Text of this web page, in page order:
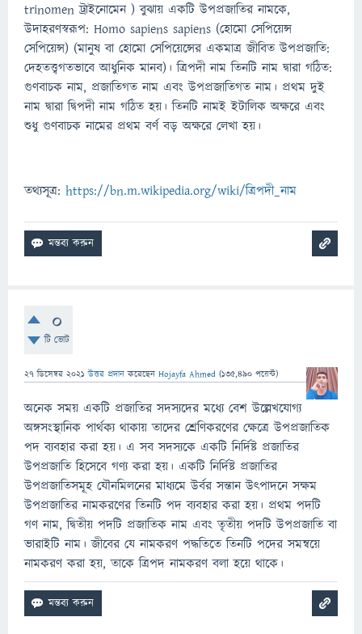
trinomen ট্রাইনোমেন ) বুঝায় একটি উপপ্রজাতির নামকে,
উদাহরণস্বরূপ: Homo sapiens sapiens (হোমো সেপিয়েন্স
সেপিয়েন্স) (মানুষ বা হোমো সেপিয়েন্সের একমাত্র জীবিত উপপ্রজাতি:
দেহতত্ত্বগতভাবে আধুনিক মানব)। ত্রিপদী নাম তিনটি নাম দ্বারা গঠিত:
গুণবাচক নাম, প্রজাতিগত নাম এবং উপপ্রজাতিগত নাম। প্রথম দুই
নাম দ্বারা দ্বিপদী নাম গঠিত হয়। তিনটি নামই ইটালিক অক্ষরে এবং
শুধু গুণবাচক নামের প্রথম বর্ণ বড় অক্ষরে লেখা হয়।
তথ্যসূত্র: https://bn.m.wikipedia.org/wiki/ত্রিপদী_নাম
0
টি ভোট
27 ডিসেম্বর 2021 উত্তর প্রদান করেছেন Hojayfa Ahmed (135,490 পয়েন্ট)
অনেক সময় একটি প্রজাতির সদস্যদের মধ্যে বেশ উল্লেখযোগ্য
অঙ্গসংস্থানিক পার্থক্য থাকায় তাদের শ্রেণিকরণের ক্ষেত্রে উপপ্রজাতিক
পদ ব্যবহার করা হয়। এ সব সদস্যকে একটি নির্দিষ্ট প্রজাতির
উপপ্রজাতি হিসেবে গণ্য করা হয়। একটি নির্দিষ্ট প্রজাতির
উপপ্রজাতিসমূহ যৌনমিলনের মাধ্যমে উর্বর সন্তান উৎপাদনে সক্ষম
উপপ্রজাতির নামকরণের তিনটি পদ ব্যবহার করা হয়। প্রথম পদটি
গণ নাম, দ্বিতীয় পদটি প্রজাতিক নাম এবং তৃতীয় পদটি উপপ্রজাতি বা
ভারাইটি নাম। জীবের যে নামকরণ পদ্ধতিতে তিনটি পদের সমন্বয়ে
নামকরণ করা হয়, তাকে ত্রিপদ নামকরণ বলা হয়ে থাকে।